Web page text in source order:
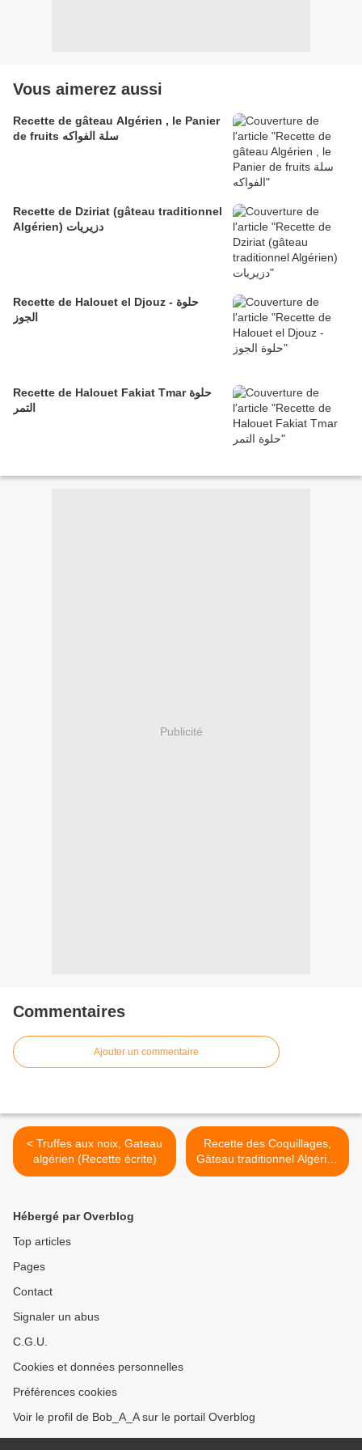
Vous aimerez aussi
Recette de gâteau Algérien , le Panier
de fruits سلة الفواكه
Recette de Dziriat (gâteau traditionnel
Algérien) دزيريات
Recette de Halouet el Djouz - حلوة
الجوز
Recette de Halouet Fakiat Tmar حلوة
التمر
Publicité
Commentaires
Ajouter un commentaire
< Truffes aux noix, Gateau
algérien (Recette écrite)
Recette des Coquillages,
Gâteau traditionnel Algérien
(1) وصفة حلوة تقليدية
Hébergé par Overblog
Top articles
Pages
Contact
Signaler un abus
C.G.U.
Cookies et données personnelles
Préférences cookies
Voir le profil de Bob_A_A sur le portail Overblog